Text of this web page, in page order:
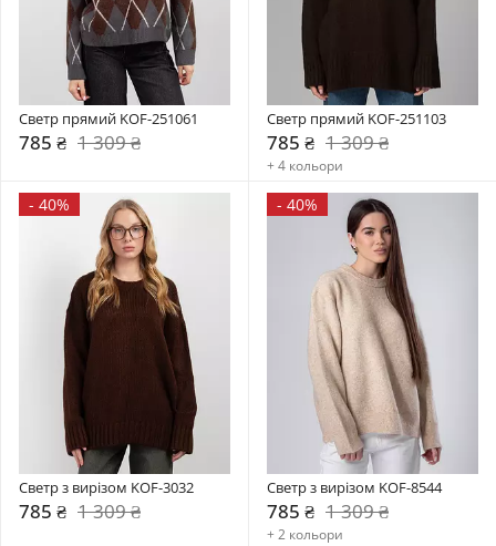
Светр прямий KOF-251061
785 ₴ 1 309 ₴
Светр прямий KOF-251103
785 ₴ 1 309 ₴
+ 4 кольори
- 40%
Светр з вирізом KOF-3032
785 ₴ 1 309 ₴
- 40%
Светр з вирізом KOF-8544
785 ₴ 1 309 ₴
+ 2 кольори